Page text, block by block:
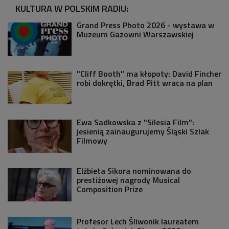
KULTURA W POLSKIM RADIU:
Grand Press Photo 2026 - wystawa w
Muzeum Gazowni Warszawskiej
"Cliff Booth" ma kłopoty: David Fincher
robi dokrętki, Brad Pitt wraca na plan
Ewa Sadkowska z "Silesia Film":
jesienią zainaugurujemy Śląski Szlak
Filmowy
Elżbieta Sikora nominowana do
prestiżowej nagrody Musical
Composition Prize
Profesor Lech Śliwonik laureatem